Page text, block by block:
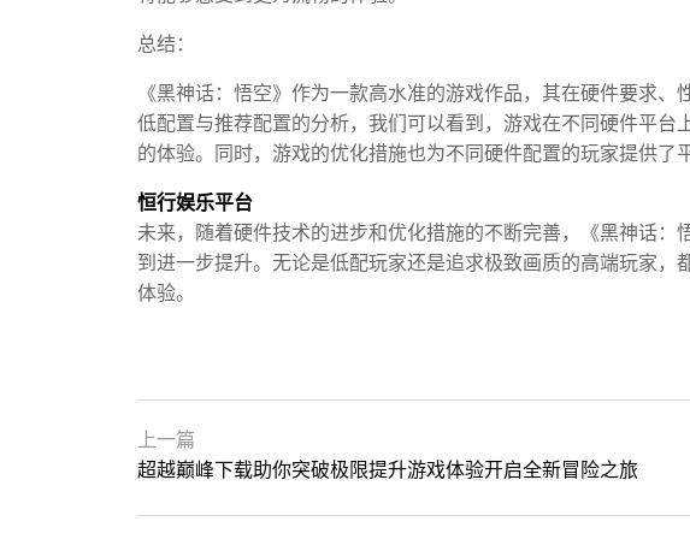
总结：
《黑神话：悟空》作为一款高水准的游戏作品，其在硬件要求
低配置与推荐配置的分析，我们可以看到，游戏在不同硬件平
的体验。同时，游戏的优化措施也为不同硬件配置的玩家提供了
恒行娱乐平台
未来，随着硬件技术的进步和优化措施的不断完善，《黑神话
到进一步提升。无论是低配玩家还是追求极致画质的高端玩家
体验。
上一篇
超越巅峰下载助你突破极限提升游戏体验开启全新冒险之旅